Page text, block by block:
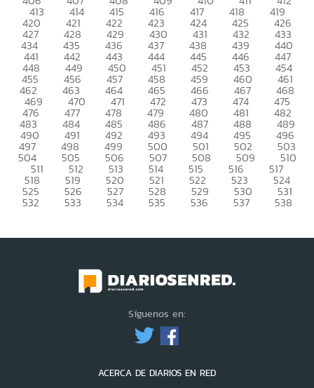
413 414 415 416 417 418 419
420 421 422 423 424 425 426
427 428 429 430 431 432 433
434 435 436 437 438 439 440
441 442 443 444 445 446 447
448 449 450 451 452 453 454
455 456 457 458 459 460 461
462 463 464 465 466 467 468
469 470 471 472 473 474 475
476 477 478 479 480 481 482
483 484 485 486 487 488 489
490 491 492 493 494 495 496
497 498 499 500 501 502 503
504 505 506 507 508 509 510
511 512 513 514 515 516 517
518 519 520 521 522 523 524
525 526 527 528 529 530 531
532 533 534 535 536 537 538
Síguenos en:
ACERCA DE DIARIOS EN RED